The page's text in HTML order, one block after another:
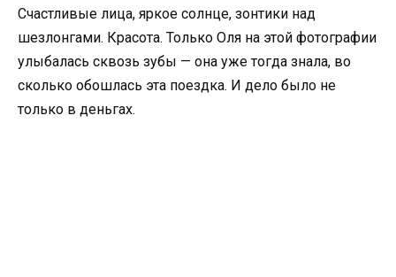
Счастливые лица, яркое солнце, зонтики над
шезлонгами. Красота. Только Оля на этой фотографии
улыбалась сквозь зубы — она уже тогда знала, во
сколько обошлась эта поездка. И дело было не
только в деньгах.